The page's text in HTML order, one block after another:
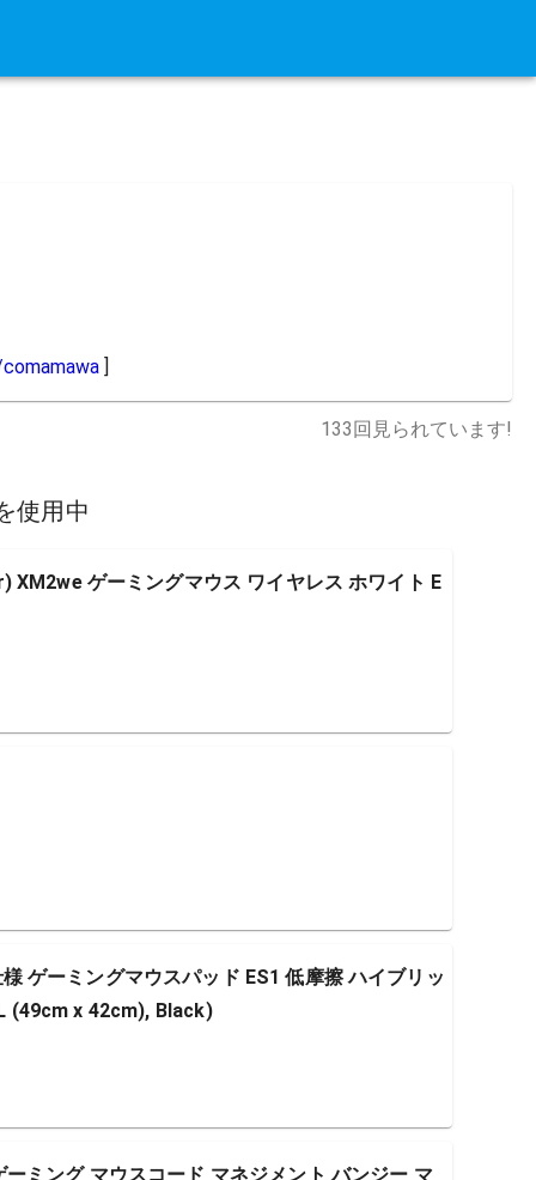
]
133回見られています!
使用中
XM2we ゲーミングマウス ワイヤレス ホワイト E
ゲーミングマウスパッド ES1 低摩擦 ハイブリッ
(49cm x 42cm), Black)
ミング マウスコード マネジメント バンジー マ